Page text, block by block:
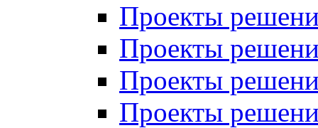
Проекты
Проекты
Проекты
Проекты